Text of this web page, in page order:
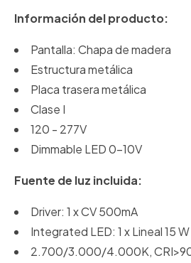
Información del producto:
Pantalla: Chapa de madera
Estructura metálica
Placa trasera metálica
Clase I
120 - 277V
Dimmable LED 0-10V
Fuente de luz incluida:
Driver: 1 x CV 500mA
Integrated LED: 1 x Lineal 15 W
2.700/3.000/4.000K,